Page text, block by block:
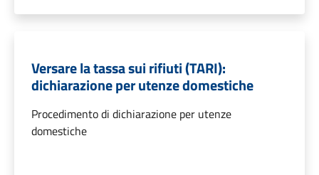
Versare la tassa sui rifiuti (TARI):
dichiarazione per utenze domestiche
Procedimento di dichiarazione per utenze
domestiche